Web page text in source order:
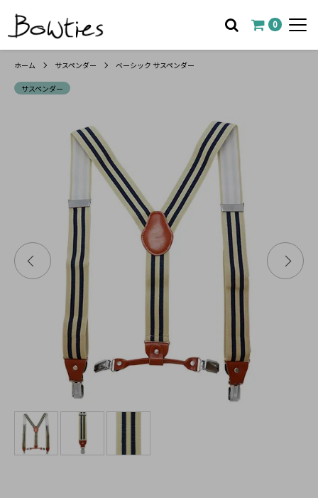
0
ホーム サスペンダー ベーシック サスペンダー
サスペンダー